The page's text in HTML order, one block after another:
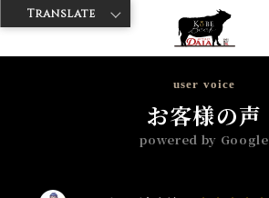
神戸牛ダイヤ > 神戸牛ダイア 浅草楽天地店
カルガイド 2026/05/03 No_review
user voice
お客様の声
powered by Google
Translate